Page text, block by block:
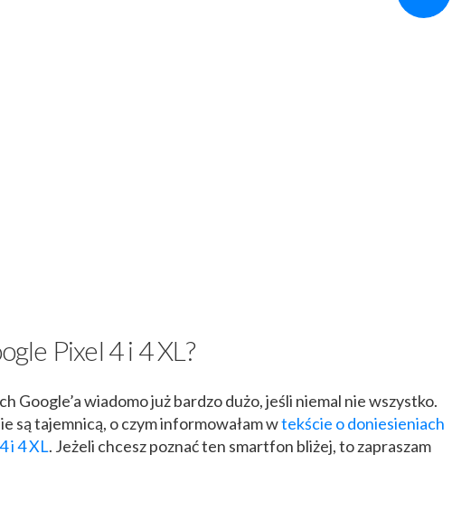
Pixel 4 i 4 XL?
Google’a wiadomo już bardzo dużo, jeśli niemal nie wszystko.
są tajemnicą, o czym informowałam wtekście o doniesieniach
i 4 XL. Jeżeli chcesz poznać ten smartfon bliżej, to zapraszam